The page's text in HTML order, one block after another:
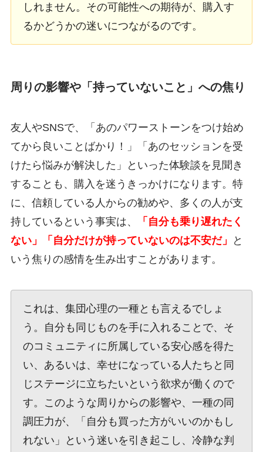
しれません。その可能性への期待が、購入す
るかどうかの迷いにつながるのです。
周りの影響や「持っていないこと」への焦り
友人やSNSで、「あのパワーストーンをつけ始め
てから良いことばかり！」「あのセッションを受
けたら悩みが解決した」といった体験談を見聞き
することも、購入を迷うきっかけになります。特
に、信頼している人からの勧めや、多くの人が支
持しているという事実は、
「自分も乗り遅れたく
ない」「自分だけが持っていないのは不安だ」
と
いう焦りの感情を生み出すことがあります。
これは、集団心理の一種とも言えるでしょ
う。自分も同じものを手に入れることで、そ
のコミュニティに所属している安心感を得た
い、あるいは、幸せになっている人たちと同
じステージに立ちたいという欲求が働くので
す。このような周りからの影響や、一種の同
調圧力が、「自分も買った方がいいのかもし
れない」という迷いを引き起こし、冷静な判